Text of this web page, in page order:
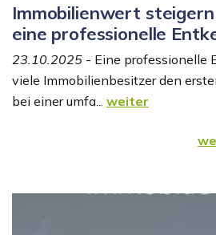
Immobilienwert
eine professionelle
23.10.2025 - Eine professionelle
viele Immobilienbesitzer den
bei einer umfa... weiter